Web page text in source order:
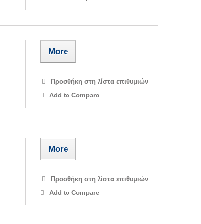
More
Προσθήκη στη λίστα επιθυμιών
Add to Compare
More
Προσθήκη στη λίστα επιθυμιών
Add to Compare